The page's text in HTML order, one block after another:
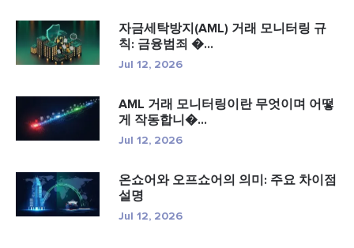
자금세탁방지(AML) 거래 모니터링 규
칙: 금융범죄 �...
Jul 12, 2026
AML 거래 모니터링이란 무엇이며 어떻
게 작동합니�...
Jul 12, 2026
온쇼어와 오프쇼어의 의미: 주요 차이점
설명
Jul 12, 2026